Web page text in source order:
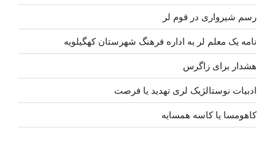
رسم شیرواری در قوم لر
نامه یک معلم لر به اداره فرهنگ شهرستان کهگیلویه
هشدار برای زاگرس
ادبیات نوستالژیک لری تهدید یا فرصت
کاهومسا یا کاسه همسایه